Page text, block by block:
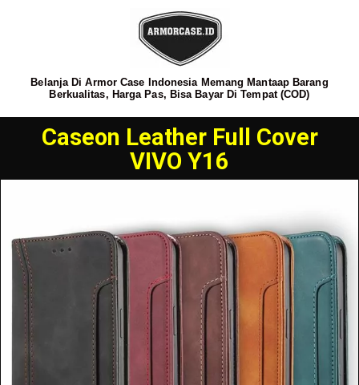
Belanja Di Armor Case Indonesia Memang Mantaap Barang
Berkualitas, Harga Pas, Bisa Bayar Di Tempat (COD)
Caseon Leather Full Cover
VIVO Y16